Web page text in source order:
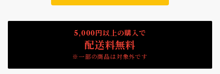
5,000円以上の購入で
配送料無料
※一部の商品は対象外です